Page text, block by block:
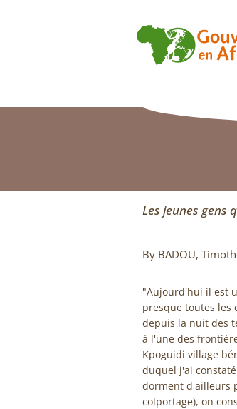
Les jeunes gens
By BADOU,
"Aujourd'hui il est
presque toutes les
depuis la nuit des
à l'une des
Kpoguidi village
duquel j'ai
dorment d'ailleurs
colportage), on